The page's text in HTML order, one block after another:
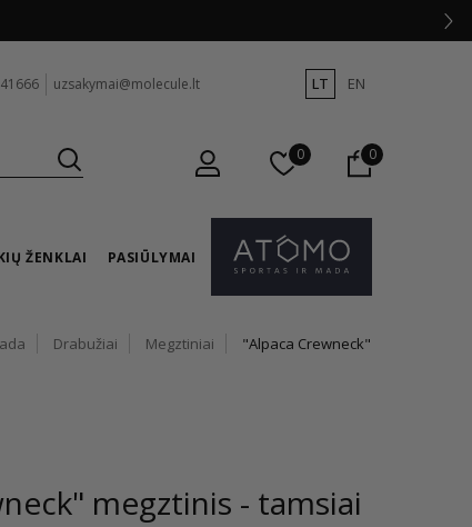
uzsakymai@molecule.lt LT EN
0 0
ŽENKLAI PASIŪLYMAI
Drabužiai Megztiniai
"Alpaca Crewneck"
megztinis - tamsiai